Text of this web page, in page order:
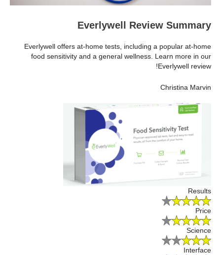
Everlywell Review Summary
Everlywell offers at-home tests, including a popular at-home
food sensitivity and a general wellness. Learn more in our
Everlywell review!
Christina Marvin
Results
Price
Science
Interface